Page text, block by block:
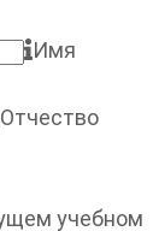
Имя
Отчество
учебном